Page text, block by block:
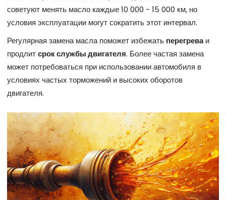
советуют менять масло каждые 10 000 - 15 000 км, но
условия эксплуатации могут сократить этот интервал.
Регулярная замена масла поможет избежать перегреваи
продлитсрок службы двигателя. Более частая замена
может потребоваться при использовании автомобиля в
условиях частых торможений и высоких оборотов
двигателя.